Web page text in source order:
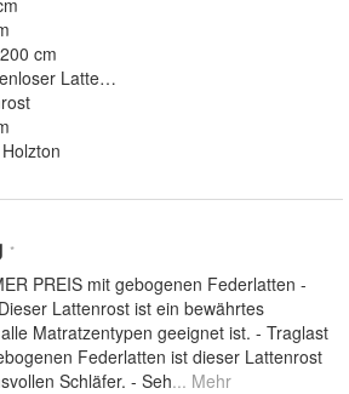
cm
Lattenrost gebogen
*
PREIS mit gebogenen Federlatten -
Lattenrost ist ein bewährtes
Matratzentypen geeignet ist. - Traglast
Federlatten ist dieser Lattenrost
Schläfer. - Seh... Mehr